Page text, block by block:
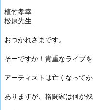
植竹孝幸
松原先生
おつかれさまです。
そーですか！貴重なライブ
アーティストは亡くなって
ありますが、格闘家は何が